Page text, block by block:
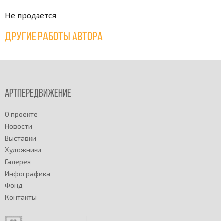
Не продается
Другие работы автора
Артпередвижение
О проекте
Новости
Выставки
Художники
Галерея
Инфографика
Фонд
Контакты